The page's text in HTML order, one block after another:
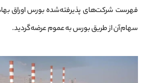
سهام آن از طریق بورس به عموم عرضه گردید.